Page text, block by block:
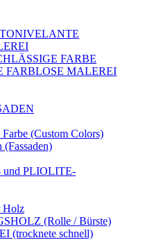
FARBE
FARBLOSE MALEREI
(Custom Colors)
und PLIOLITE-
Holz
(Rolle / Bürste)
(trocknete schnell)